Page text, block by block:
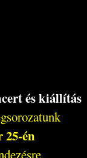
és kiállítás
25-én